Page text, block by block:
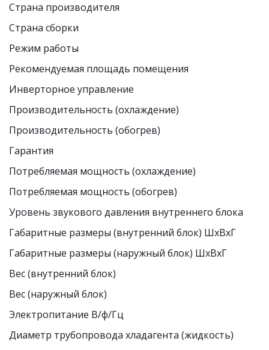
Страна производителя
Страна сборки
Режим работы
Рекомендуемая площадь помещения
Инверторное управление
Производительность (охлаждение)
Производительность (обогрев)
Гарантия
Потребляемая мощность (охлаждение)
Потребляемая мощность (обогрев)
Уровень звукового давления внутреннего блока
Габаритные размеры (внутренний блок) ШхВхГ
Габаритные размеры (наружный блок) ШхВхГ
Вес (внутренний блок)
Вес (наружный блок)
Электропитание В/ф/Гц
Диаметр трубопровода хладагента (жидкость)